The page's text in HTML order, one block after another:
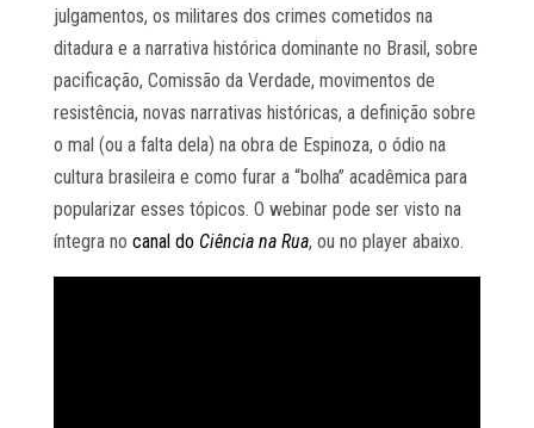
julgamentos, os militares dos crimes cometidos na
ditadura e a narrativa histórica dominante no Brasil, sobre
pacificação, Comissão da Verdade, movimentos de
resistência, novas narrativas históricas, a definição sobre
o mal (ou a falta dela) na obra de Espinoza, o ódio na
cultura brasileira e como furar a “bolha” acadêmica para
popularizar esses tópicos. O webinar pode ser visto na
íntegra no canal do Ciência na Rua, ou no player abaixo.